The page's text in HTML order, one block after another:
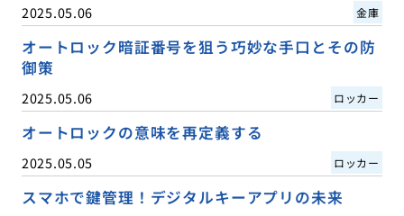
2025.05.06 金庫
オートロック暗証番号を狙う巧妙な手口とその防
御策
2025.05.06 ロッカー
オートロックの意味を再定義する
2025.05.05 ロッカー
スマホで鍵管理！デジタルキーアプリの未来